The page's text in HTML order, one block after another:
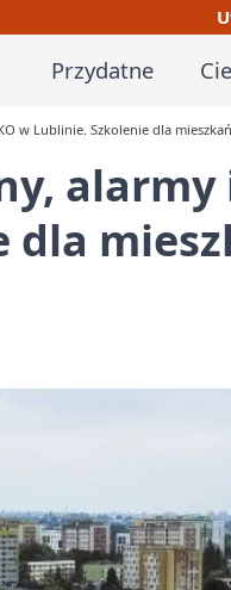
Przydatne
w Lublinie. Szkolenie dla
alarmy
dla